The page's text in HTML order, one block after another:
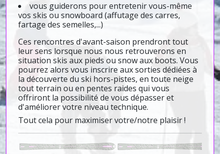
vous guiderons pour entretenir vous-même
vos skis ou snowboard (affutage des carres,
fartage des semelles,...)
Ces rencontres d'avant-saison prendront tout
leur sens lorsque nous nous retrouverons en
situation skis aux pieds ou snow aux boots. Vous
pourrez alors vous inscrire aux sorties dédiées à
la découverte du ski hors-pistes, en toute neige
tout terrain ou en pentes raides qui vous
offriront la possibilité de vous dépasser et
d'améliorer votre niveau technique.
Tout cela pour maximiser votre/notre plaisir !